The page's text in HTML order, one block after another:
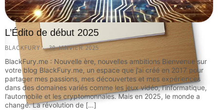
L’Édito de début 2025
BLACKFURY
30 JANVIER 2025
BlackFury.me : Nouvelle ère, nouvelles ambitions Bienvenue sur
votre blog BlackFury.me, un espace que j’ai créé en 2017 pour
partager mes passions, mes découvertes et mes expériences
dans des domaines variés comme les jeux vidéo, l’informatique,
l’automobile et les cryptomonnaies. Mais en 2025, le monde a
changé. La révolution de […]